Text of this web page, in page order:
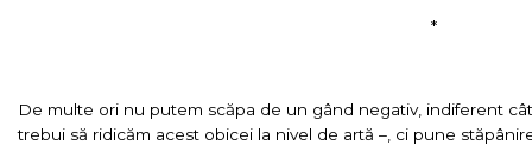
*
De multe ori nu putem scăpa de un gând negativ, indiferent
trebui să ridicăm acest obicei la nivel de artă –, ci pune